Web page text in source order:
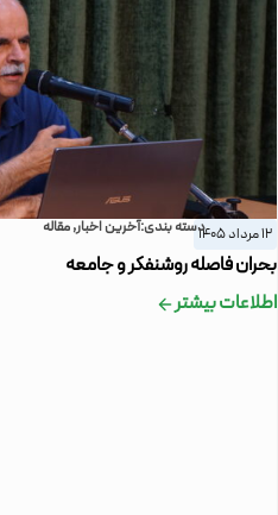
12 مرداد 1405 دسته بندی:آخرین اخبار,مقاله
بحران فاصله روشنفکر و جامعه
اطلاعات بیشتر